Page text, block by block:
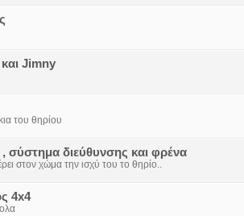
και Jimny
του θηρίου
σύστημα διεύθυνσης και φρένα
στον χώμα την ισχύ του το θηρίο..
4x4